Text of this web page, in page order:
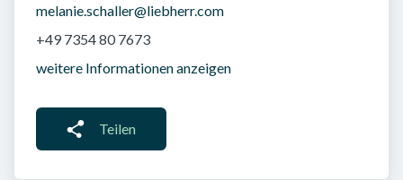
melanie.schaller@liebherr.com
+49 7354 80 7673
weitere Informationen anzeigen
Teilen